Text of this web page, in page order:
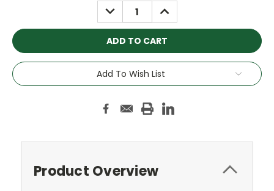
DECREASE
QUANTITY:
INCREASE
QUANTITY:
Add To Wish List
Product Overview